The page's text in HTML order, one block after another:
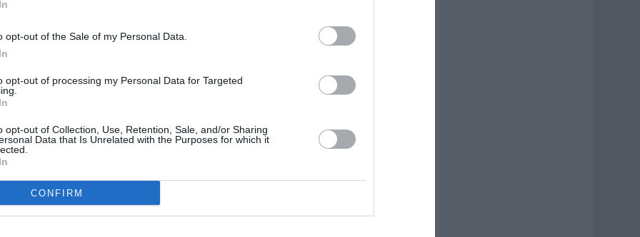
opt-out of the Sale of my Personal Data.
opt-out of processing my Personal Data for Targeted
opt-out of Collection, Use, Retention, Sale, and/or Sharing
Data that Is Unrelated with the Purposes for which it
CONFIRM
capitala regiunii italiene Puglia și a
a semnat marţi, 8 septembrie a.c.,
General al României la Bari,
General al României la Stuttgart